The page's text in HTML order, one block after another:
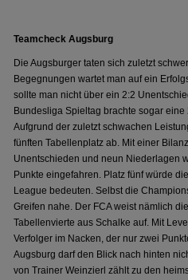
Teamcheck Augsburg
Die Augsburger taten sich zuletzt
Begegnungen wartet man auf ein
sollte man nicht über ein 2:2
Bundesliga Spieltag brachte sogar
Aufgrund der zuletzt schwachen
fünften Tabellenplatz ab. Mit einer
Unentschieden und neun Niederlagen
Punkte eingefahren. Platz fünf würde
League bedeuten. Selbst die
Greifen nahe. Der FCA weist nämlich
Tabellenvierte aus Schalke auf. Mit
Verfolger im Nacken, der nur zwei
Augsburg darf den Blick nach hinten
von Trainer Weinzierl zählt zu den